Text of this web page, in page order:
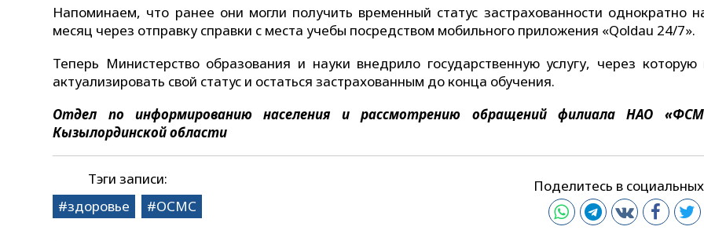
Напоминаем, что ранее они могли получить временный статус застрахованности однократно
месяц через отправку справки с места учебы посредством мобильного приложения «Qoldau 24/7».
Теперь Министерство образования и науки внедрило государственную услугу, через
актуализировать свой статус и остаться застрахованным до конца обучения.
Отдел по информированию населения и рассмотрению обращений
филиала НАО
Кызылординской области
Тэги записи:
здоровье
ОСМС
Поделитесь в